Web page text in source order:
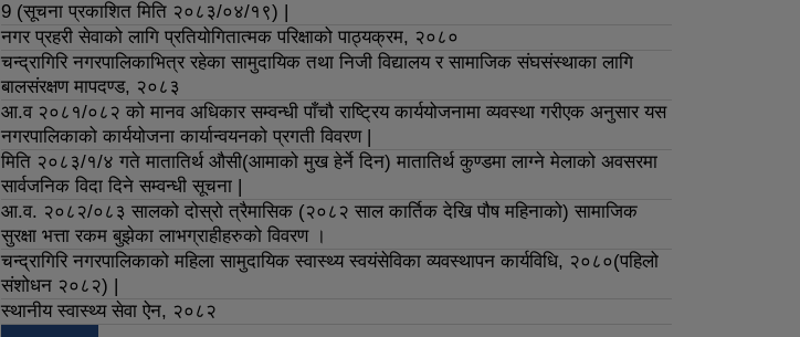
9 (सूचना प्रकाशित मिति २०८३/०४/१९) |
नगर प्रहरी सेवाको लागि प्रतियोगितात्मक परिक्षाको पाठ्यक्रम, २०८०
चन्द्रागिरि नगरपालिकाभित्र रहेका सामुदायिक तथा निजी विद्यालय र सामाजिक संघसंस्थाका लागि
बालसंरक्षण मापदण्ड, २०८३
आ.व २०८१/०८२ को मानव अधिकार सम्वन्धी पाँचौ राष्ट्रिय कार्ययोजनामा व्यवस्था गरीएक अनुसार यस
नगरपालिकाको कार्ययोजना कार्यान्वयनको प्रगती विवरण |
मिति २०८३/१/४ गते मातातिर्थ औसी(आमाको मुख हेर्ने दिन) मातातिर्थ कुण्डमा लाग्ने मेलाको अवसरमा
सार्वजनिक विदा दिने सम्वन्धी सूचना |
आ.व. २०८२/०८३ सालको दोस्रो त्रैमासिक (२०८२ साल कार्तिक देखि पौष महिनाको) सामाजिक
सुरक्षा भत्ता रकम बुझेका लाभग्राहीहरुको विवरण ।
चन्द्रागिरि नगरपालिकाको महिला सामुदायिक स्वास्थ्य स्वयंसेविका व्यवस्थापन कार्यविधि, २०८०(पहिलो
संशोधन २०८२) |
स्थानीय स्वास्थ्य सेवा ऐन, २०८२